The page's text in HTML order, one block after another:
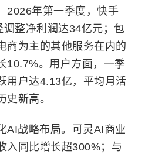
2026年第一季度，快手
整净利润达34亿元；包
商为主的其他服务在内的
10.7%。用户方面，一季
用户达4.13亿，平均月活
新高。
AI战略布局。可灵AI商业
入同比增长超300%；与